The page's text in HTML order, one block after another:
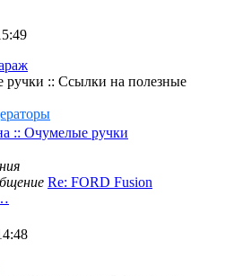
ручки :: Ссылки на полезные
:: Очумелые ручки
Re: FORD Fusion